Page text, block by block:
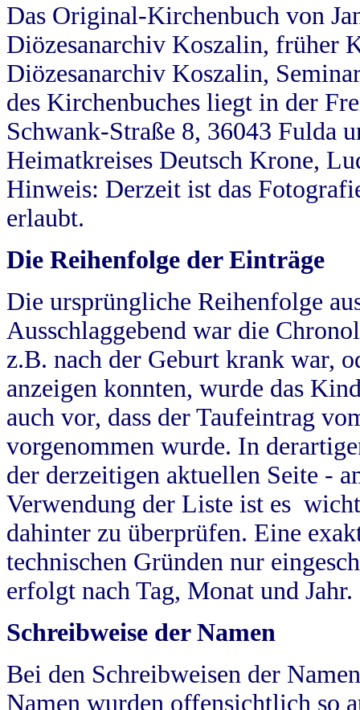
Das Original-Kirchenbuch von
Diözesanarchiv Koszalin, früher
Diözesanarchiv Koszalin,
des Kirchenbuches liegt in der
Schwank-Straße 8, 36043 Fulda
Heimatkreises Deutsch Krone,
Hinweis: Derzeit ist das
erlaubt.
Die Reihenfolge der Einträge
Die ursprüngliche Reihenfolge
Ausschlaggebend war die
z.B. nach der Geburt krank war,
anzeigen konnten, wurde das
auch vor, dass der Taufeintrag
vorgenommen wurde. In
der derzeitigen aktuellen Seite -
Verwendung der Liste ist es
dahinter zu überprüfen. Eine
technischen Gründen nur
erfolgt nach Tag, Monat und Jahr.
Schreibweise der Namen
Bei den Schreibweisen der
Namen wurden offensichtlich so